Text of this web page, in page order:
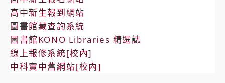
高中新生報到網站
圖書館藏查詢系統
圖書館KONO Libraries 精選誌
線上報修系統[校內]
中科實中舊網站[校內]